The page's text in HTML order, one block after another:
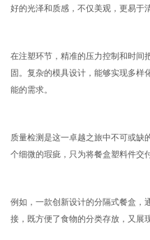
好的光泽和质感，不仅美观，更易于清
在注塑环节，精准的压力控制和时间
固。复杂的模具设计，能够实现多样
能的需求。
质量检测是这一卓越之旅中不可或
个细微的瑕疵，只为将餐盒塑料件交
例如，一款创新设计的分隔式餐盒，
接，既方便了食物的分类存放，又展